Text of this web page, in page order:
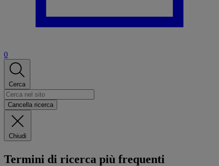
0
Cerca
Cancella ricerca
Chiudi
Termini di ricerca più frequenti